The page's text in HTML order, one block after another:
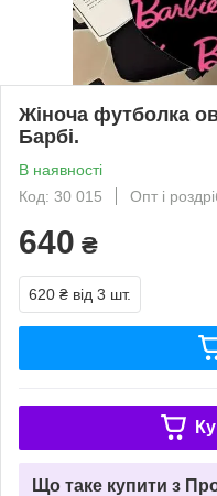
Жіноча футболка
Барбі.
В наявності
Код: 30 015
Опт і
640 ₴
620 ₴ від 3 шт.
Що таке купити з